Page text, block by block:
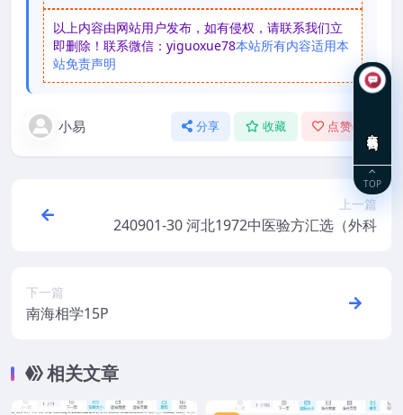
以上内容由网站用户发布，如有侵权，请联系我们立
即删除！联系微信：yiguoxue78本站所有内容适用本
站免责声明
小易 分享 收藏 点赞(
上一篇
240901-30 河北1972中医验方汇选（外科
下一篇
南海相学15P
相关文章
TOP